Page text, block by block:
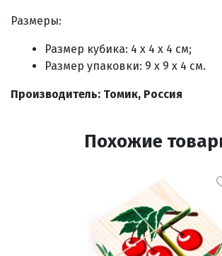
Размеры:
Размер кубика: 4 х 4 х 4 см;
Размер упаковки: 9 х 9 х 4 см.
Производитель: Томик, Россия
Похожие